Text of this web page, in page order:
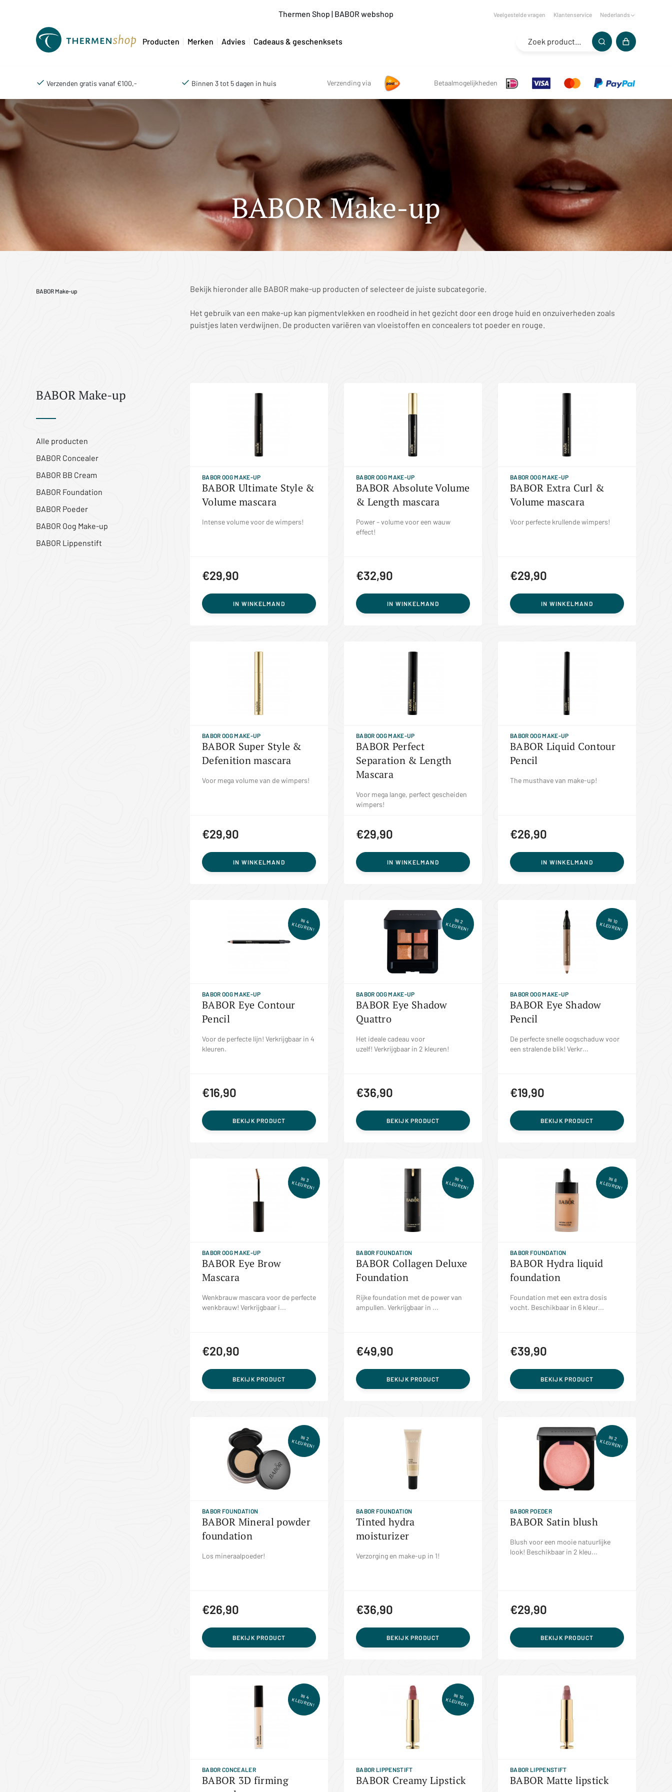
Thermen Shop | BABOR webshop Veelgestelde vragen Klantenservice Nederlands
Producten Merken Advies Cadeaus & geschenksets
Verzenden gratis vanaf €100,- Binnen 3 tot 5 dagen in huis Verzending via Betaalmogelijkheden
BABOR Make-up
BABOR Make-up Bekijk hieronder alle BABOR make-up producten of selecteer de juiste subcategorie.
Het gebruik van een make-up kan pigmentvlekken en roodheid in het gezicht door een droge huid en onzuiverheden zoals
puistjes laten verdwijnen. De producten variëren van vloeistoffen en concealers tot poeder en rouge.
BABOR Make-up
Alle producten
BABOR Concealer
BABOR BB Cream
BABOR Foundation
BABOR Poeder
BABOR Oog Make-up
BABOR Lippenstift
BABOR OOG MAKE-UP
BABOR Ultimate Style &
Volume mascara
Intense volume voor de wimpers!
€29,90
IN WINKELMAND
BABOR OOG MAKE-UP
BABOR Absolute Volume
& Length mascara
Power – volume voor een wauw
effect!
€32,90
IN WINKELMAND
BABOR OOG MAKE-UP
BABOR Extra Curl &
Volume mascara
Voor perfecte krullende wimpers!
€29,90
IN WINKELMAND
BABOR OOG MAKE-UP
BABOR Super Style &
Defenition mascara
Voor mega volume van de wimpers!
€29,90
IN WINKELMAND
BABOR OOG MAKE-UP
BABOR Perfect
Separation & Length
Mascara
Voor mega lange, perfect gescheiden
wimpers!
€29,90
IN WINKELMAND
BABOR OOG MAKE-UP
BABOR Liquid Contour
Pencil
The musthave van make-up!
€26,90
IN WINKELMAND
IN 4
KLEUREN!
BABOR OOG MAKE-UP
BABOR Eye Contour
Pencil
Voor de perfecte lijn! Verkrijgbaar in 4
kleuren.
€16,90
BEKIJK PRODUCT
IN 2
KLEUREN!
BABOR OOG MAKE-UP
BABOR Eye Shadow
Quattro
Het ideale cadeau voor
uzelf! Verkrijgbaar in 2 kleuren!
€36,90
BEKIJK PRODUCT
IN 10
KLEUREN!
BABOR OOG MAKE-UP
BABOR Eye Shadow
Pencil
De perfecte snelle oogschaduw voor
een stralende blik! Verkr...
€19,90
BEKIJK PRODUCT
IN 3
KLEUREN!
BABOR OOG MAKE-UP
BABOR Eye Brow
Mascara
Wenkbrauw mascara voor de perfecte
wenkbrauw! Verkrijgbaar i...
€20,90
BEKIJK PRODUCT
IN 4
KLEUREN!
BABOR FOUNDATION
BABOR Collagen Deluxe
Foundation
Rijke foundation met de power van
ampullen. Verkrijgbaar in ...
€49,90
BEKIJK PRODUCT
IN 6
KLEUREN!
BABOR FOUNDATION
BABOR Hydra liquid
foundation
Foundation met een extra dosis
vocht. Beschikbaar in 6 kleur...
€39,90
BEKIJK PRODUCT
IN 2
KLEUREN!
BABOR FOUNDATION
BABOR Mineral powder
foundation
Los mineraalpoeder!
€26,90
BEKIJK PRODUCT
BABOR FOUNDATION
Tinted hydra
moisturizer
Verzorging en make-up in 1!
€36,90
BEKIJK PRODUCT
IN 2
KLEUREN!
BABOR POEDER
BABOR Satin blush
Blush voor een mooie natuurlijke
look! Beschikbaar in 2 kleu...
€29,90
BEKIJK PRODUCT
IN 4
KLEUREN!
BABOR CONCEALER
BABOR 3D firming
IN 10
KLEUREN!
BABOR LIPPENSTIFT
BABOR Creamy Lipstick
BABOR LIPPENSTIFT
BABOR Matte lipstick